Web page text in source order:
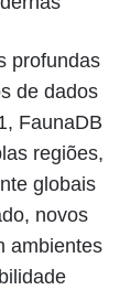
profundas
de dados
FaunaDB
regiões,
globais
novos
ambientes